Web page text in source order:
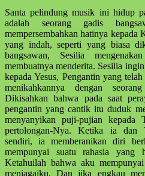
Santa pelindung musik ini hidup
adalah seorang gadis
mempersembahkan hatinya kepada
yang indah, seperti yang biasa
bangsawan, Sesilia
membuatnya menderita. Sesilia
kepada Yesus, Pengantin yang
menikahkannya dengan
Dikisahkan bahwa pada saat
pengantin yang cantik itu duduk
menyanyikan puji-pujian kepada
pertolongan-Nya. Ketika ia dan
sendiri, ia memberanikan diri
mempunyai suatu rahasia yang
Ketahuilah bahwa aku
menjagaiku. Dan jika engkau